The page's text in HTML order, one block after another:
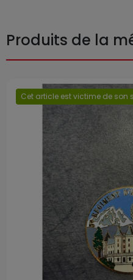
Produits de la
Cet article est victime de son